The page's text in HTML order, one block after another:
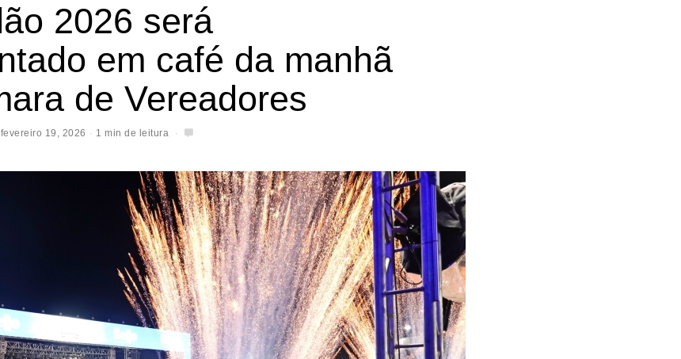
2026 será
em café da manhã
de Vereadores
fevereiro 19, 2026 1 min de leitura